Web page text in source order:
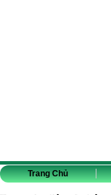
Trang Chủ